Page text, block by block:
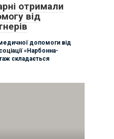
отримали
від
допомоги від
«Нарбонна-
складається